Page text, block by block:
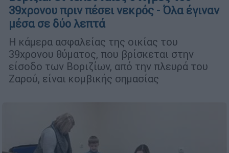
39χρονου πριν πέσει νεκρός - Όλα έγιναν
μέσα σε δύο λεπτά
Η κάμερα ασφαλείας της οικίας του
39χρονου θύματος, που βρίσκεται στην
είσοδο των Βοριζίων, από την πλευρά του
Ζαρού, είναι κομβικής σημασίας